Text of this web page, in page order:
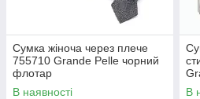
Сумка жіноча через плече
755710 Grande Pelle чорний
флотар
В наявності
В